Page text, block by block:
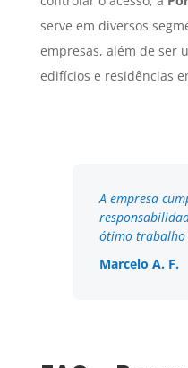
serve em diversos
empresas, além de ser
edifícios e residências
A empresa
ótimo trabalho
Marcelo A. F.